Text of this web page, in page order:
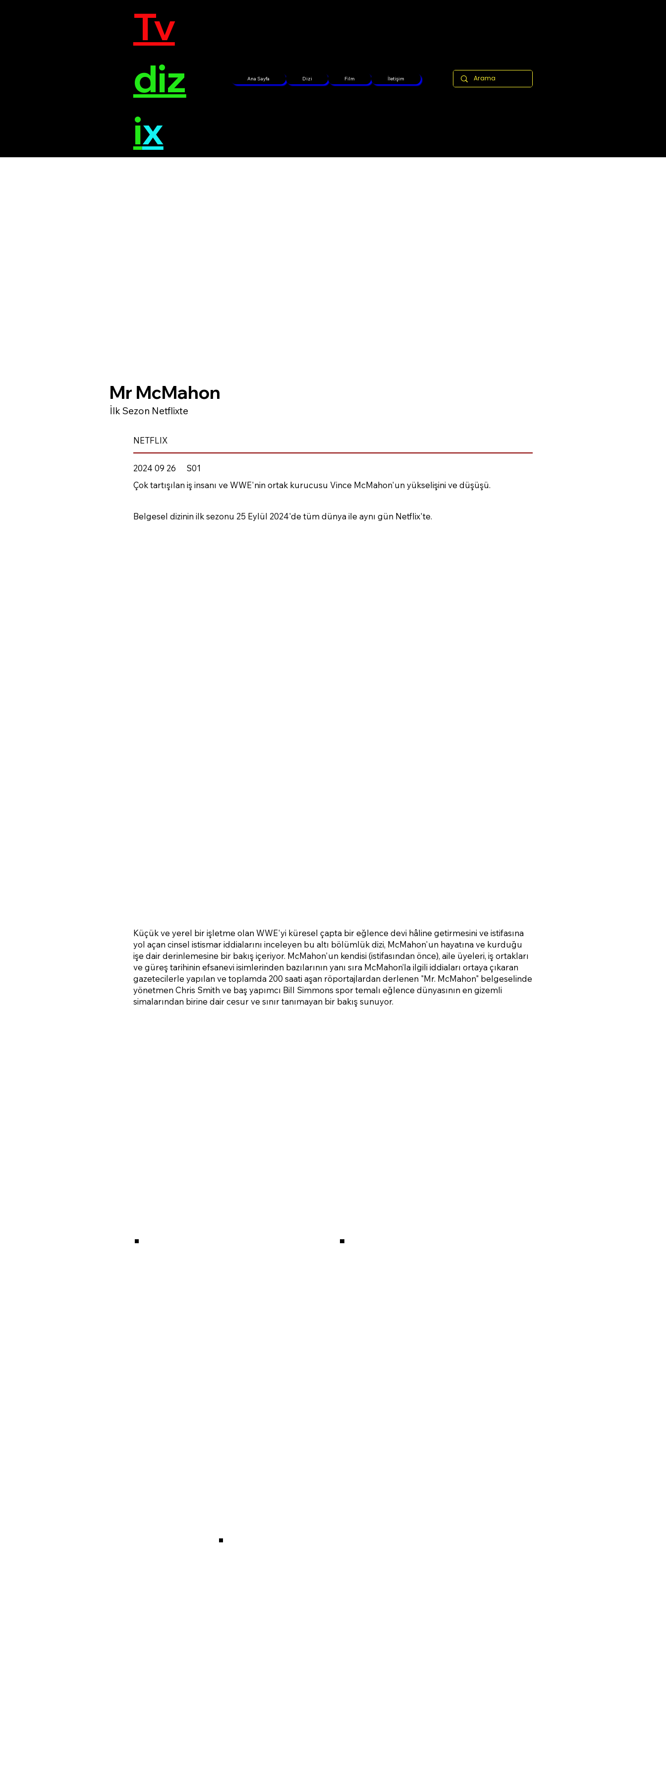
Tv
diz
ix
Ana Sayfa Dizi Film İletişim
Mr McMahon
İlk Sezon Netflixte
NETFLIX
2024 09 26
S01
Çok tartışılan iş insanı ve WWE'nin ortak kurucusu Vince McMahon'un yükselişini ve düşüşü.
Belgesel dizinin ilk sezonu 25 Eylül 2024'de tüm dünya ile aynı gün Netflix'te.
Küçük ve yerel bir işletme olan WWE'yi küresel çapta bir eğlence devi hâline getirmesini ve istifasına
yol açan cinsel istismar iddialarını inceleyen bu altı bölümlük dizi, McMahon'un hayatına ve kurduğu
işe dair derinlemesine bir bakış içeriyor. McMahon'un kendisi (istifasından önce), aile üyeleri, iş ortakları
ve güreş tarihinin efsanevi isimlerinden bazılarının yanı sıra McMahon’la ilgili iddiaları ortaya çıkaran
gazetecilerle yapılan ve toplamda 200 saati aşan röportajlardan derlenen "Mr. McMahon" belgeselinde
yönetmen Chris Smith ve baş yapımcı Bill Simmons spor temalı eğlence dünyasının en gizemli
simalarından birine dair cesur ve sınır tanımayan bir bakış sunuyor.